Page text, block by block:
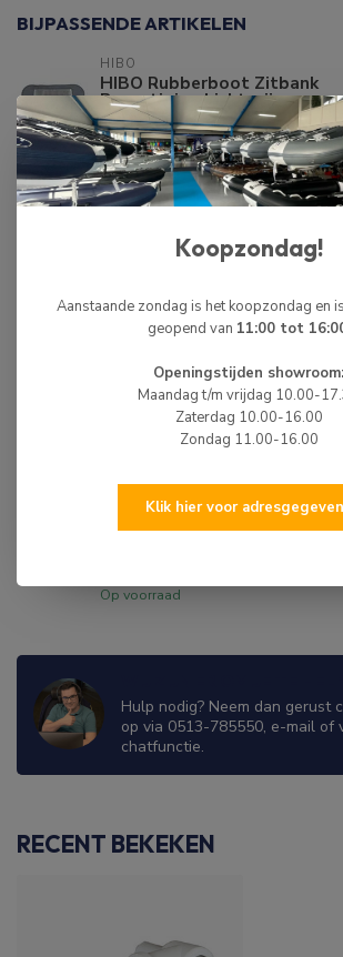
BIJPASSENDE ARTIKELEN
HIBO
HIBO Rubberboot Zitbank
Bevestiging Lichtgrijs
Op voorraad
HIBO
HIBO Rubberboot Zitbank
Op voorraad
HIBO
HIBO Rubberboot Ventiel
8 tands
HIBO Rubberboot Zitbank
Bevestiging Zwart
HIBO
Op voorraad
Hulp nodig? Neem dan gerust
op via 0513-785550, e-mail of
chatfunctie.
RECENT BEKEKEN
Koopzondag!
Aanstaande zondag is het koopzondag en
geopend van 11:00 tot
Openingstijden showroom:
Maandag t/m vrijdag 10.00-
Zaterdag 10.00-16.00
Zondag 11.00-16.00
Klik hier voor